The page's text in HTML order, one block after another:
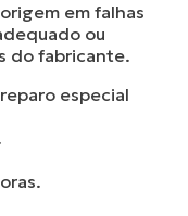
em falhas
ou
do fabricante.
especial